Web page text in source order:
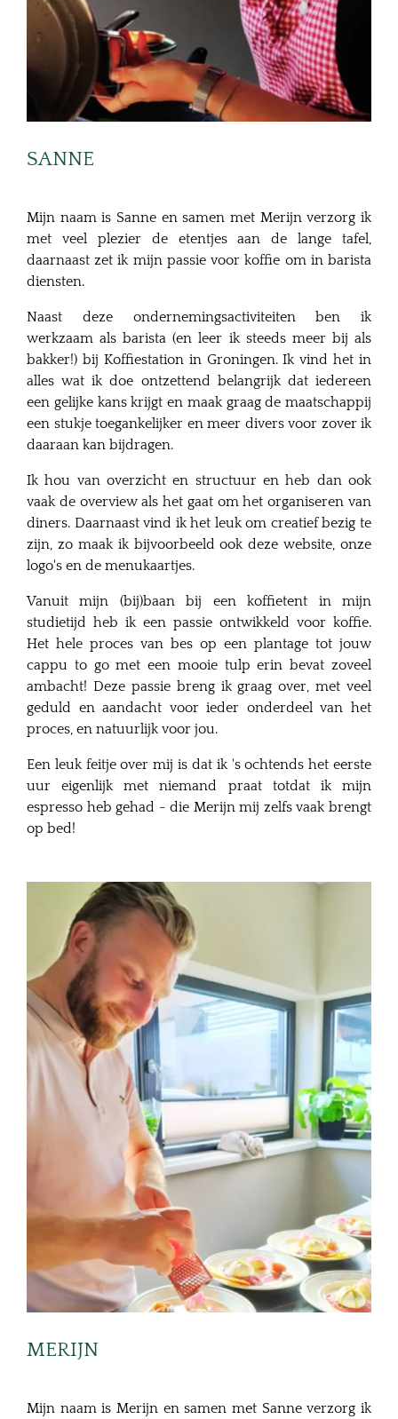
SANNE
Mijn naam is Sanne en samen met Merijn verzorg ik
met veel plezier de etentjes aan de lange tafel,
daarnaast zet ik mijn passie voor koffie om in barista
diensten.
Naast deze ondernemingsactiviteiten ben ik
werkzaam als barista (en leer ik steeds meer bij als
bakker!) bij Koffiestation in Groningen. Ik vind het in
alles wat ik doe ontzettend belangrijk dat iedereen
een gelijke kans krijgt en maak graag de maatschappij
een stukje toegankelijker en meer divers voor zover ik
daaraan kan bijdragen.
Ik hou van overzicht en structuur en heb dan ook
vaak de overview als het gaat om het organiseren van
diners. Daarnaast vind ik het leuk om creatief bezig te
zijn, zo maak ik bijvoorbeeld ook deze website, onze
logo's en de menukaartjes.
Vanuit mijn (bij)baan bij een koffietent in mijn
studietijd heb ik een passie ontwikkeld voor koffie.
Het hele proces van bes op een plantage tot jouw
cappu to go met een mooie tulp erin bevat zoveel
ambacht! Deze passie breng ik graag over, met veel
geduld en aandacht voor ieder onderdeel van het
proces, en natuurlijk voor jou.
Een leuk feitje over mij is dat ik 's ochtends het eerste
uur eigenlijk met niemand praat totdat ik mijn
espresso heb gehad - die Merijn mij zelfs vaak brengt
op bed!
MERIJN
Mijn naam is Merijn en samen met Sanne verzorg ik